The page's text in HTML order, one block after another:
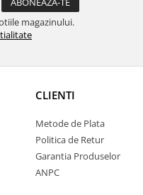
magazinului.
CLIENTI
Metode de Plata
Politica de Retur
Garantia Produselor
ANPC